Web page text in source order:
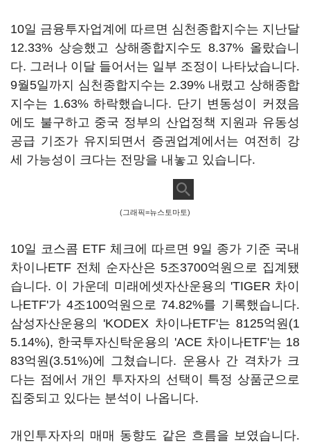
10일 금융투자업계에 따르면 심천종합지수는 지난달
12.33% 상승했고 상해종합지수도 8.37% 올랐습니
다. 그러나 이달 들어서는 일부 조정이 나타났습니다.
9월5일까지 심천종합지수는 2.39% 내렸고 상해종합
지수는 1.63% 하락했습니다. 단기 변동성이 커졌음
에도 불구하고 중국 정부의 산업정책 지원과 유동성
공급 기조가 유지되면서 증권업계에서는 여전히 강
세 가능성이 크다는 전망을 내놓고 있습니다.
(그래픽=뉴스토마토)
10일 코스콤 ETF 체크에 따르면 9일 종가 기준 국내
차이나ETF 전체 순자산은 5조3700억원으로 집계됐
습니다. 이 가운데 미래에셋자산운용의 'TIGER 차이
나ETF'가 4조100억원으로 74.82%를 기록했습니다.
삼성자산운용의 'KODEX 차이나ETF'는 8125억원(1
5.14%), 한국투자신탁운용의 'ACE 차이나ETF'는 18
83억원(3.51%)에 그쳤습니다. 운용사 간 격차가 크
다는 점에서 개인 투자자의 선택이 특정 상품군으로
집중되고 있다는 분석이 나옵니다.
개인투자자의 매매 동향도 같은 흐름을 보였습니다.